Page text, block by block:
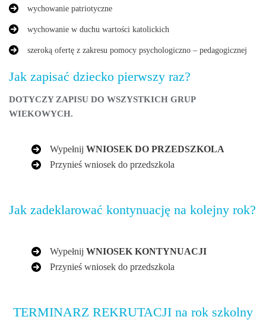
wychowanie patriotyczne
wychowanie w duchu wartości katolickich
szeroką ofertę z zakresu pomocy psychologiczno – pedagogicznej
Jak zapisać dziecko pierwszy raz?
DOTYCZY ZAPISU DO WSZYSTKICH GRUP
WIEKOWYCH.
Wypełnij WNIOSEK DO PRZEDSZKOLA
Przynieś wniosek do przedszkola
Jak zadeklarować kontynuację na kolejny rok?
Wypełnij WNIOSEK KONTYNUACJI
Przynieś wniosek do przedszkola
TERMINARZ REKRUTACJI na rok szkolny